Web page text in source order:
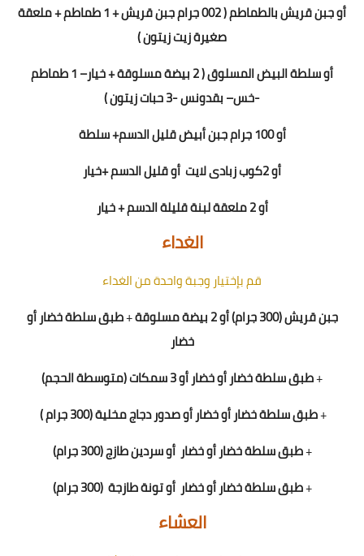
أو جبن قريش بالطماطم ( 2 00
جرام جبن قريش + 1 طماطم + ملعقة
صغيرة زيت زيتون )
أو سلطة البيض المسلوق ( 2 بيضة مسلوقة + خيار
–1 طماطم
-خس– بقدونس -3حبات زيتون)
أو 100 جرام جبن أبيض قليل الدسم+ سلطة
أو2كوب زبادى لايت أو قليل الدسم +خيار
أو 2 ملعقة لبنة قليلة الدسم + خيار
الغداء
قم بإختيار وجبة واحدة من الغداء
جبن قريش (300 جرام) أو 2 بيضة مسلوقة
+طبق سلطة خضار أو
خضار
+طبق سلطة خضار أو خضارأو 3 سمكات (متوسطة الحجم)
+طبق سلطة خضار أو خضارأوصدور دجاج مخلية (300 جرام )
+طبق سلطة خضار أو خضار أو سردين طازج (300 جرام)
+طبق سلطة خضار أو خضار أو تونة طازجة (300 جرام)
العشاء